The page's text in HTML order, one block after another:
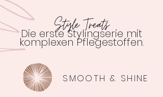
Style Treats
Die erste Stylingserie mit
komplexen Pflegestoffen.
SMOOTH & SHINE